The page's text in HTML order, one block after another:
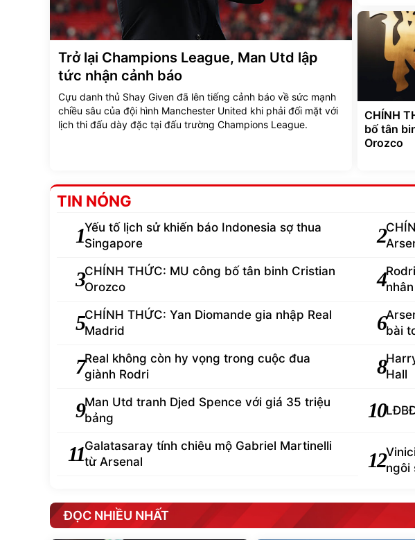
Trở lại Champions League, Man Utd lập
tức nhận cảnh báo
Cựu danh thủ Shay Given đã lên tiếng cảnh báo về sức mạnh
chiều sâu của đội hình Manchester United khi phải đối mặt với
lịch thi đấu dày đặc tại đấu trường Champions League.
CHÍNH
bố tân
Orozco
TIN NÓNG
1Yếu tố lịch sử khiến báo Indonesia sợ thua
Singapore
2
3CHÍNH THỨC: MU công bố tân binh Cristian
Orozco
4
5CHÍNH THỨC: Yan Diomande gia nhập Real
Madrid
6bài
7Real không còn hy vọng trong cuộc đua
giành Rodri
8Hall
9Man Utd tranh Djed Spence với giá 35 triệu
bảng
10
11Galatasaray tính chiêu mộ Gabriel Martinelli
từ Arsenal
12ngôi
ĐỌC NHIỀU NHẤT